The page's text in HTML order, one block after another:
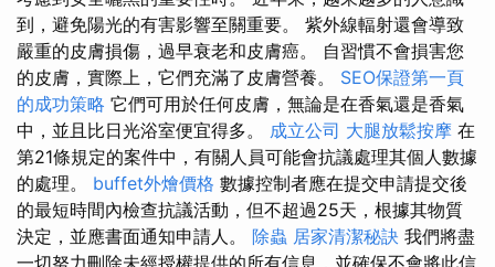
到，避免陽光的有害影響至關重要。 紫外線輻射還會導致
嚴重的皮膚損傷，過早衰老和皮膚癌。 自習慣不會損害您
的皮膚，實際上，它們充滿了皮膚營養。 SEO保證第一頁
的成功策略 它們可用於任何皮膚，無論是在香氣還是香氣
中，並且比日光浴室便宜得多。 成立公司 大腿放鬆按摩 在
第21條規定的案件中，有關人員可能會抗議處理其個人數據
的處理。 buffet外燴價格 數據控制者應在提交申請提交後
的最短時間內檢查抗議活動，但不超過25天，根據其物質
決定，並應書面通知申請人。 除蟲 居家清潔秘訣 我們將盡
一切努力刪除未經授權提供的所有信息，並確保不會將此信